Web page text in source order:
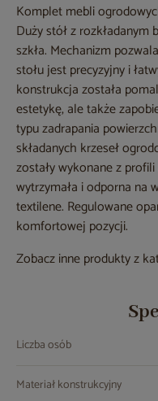
Komplet mebli
Duży stół z
szkła. Mechanizm
stołu jest precyzyjny i
konstrukcja została
estetykę, ale także
typu zadrapania
składanych krzeseł
zostały wykonane z
wytrzymała i odporna na
textilene. Regulowane
komfortowej pozycji.
Zobacz inne produkty z
Liczba osób
Materiał konstrukcyjny